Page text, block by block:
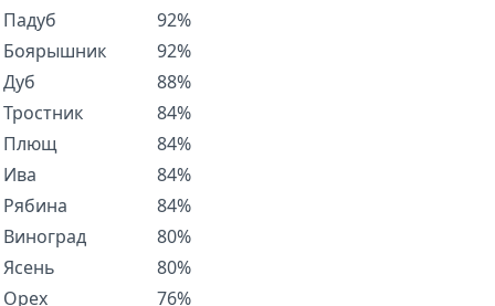
Падуб
92%
Боярышник
92%
Дуб
88%
Тростник
84%
Плющ
84%
Ива
84%
Рябина
84%
Виноград
80%
Ясень
80%
Орех
76%